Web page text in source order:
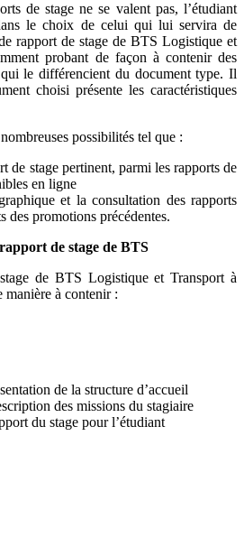
de stage ne se valent pas, l’étudiant
le choix de celui qui lui servira de
rapport de stage de BTS Logistique et
probant de façon à contenir des
le différencient du document type. Il
choisi présente les caractéristiques
possibilités tel que :
de stage pertinent, parmi les rapports de
en ligne
et la consultation des rapports
des promotions précédentes.
de stage de BTS
de BTS Logistique et Transport à
manière à contenir :
de la structure d’accueil
des missions du stagiaire
du stage pour l’étudiant